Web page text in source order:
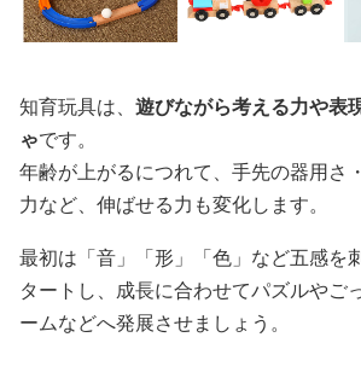
知育玩具は、 遊びながら考える力や表
ゃです。
年齢が上がるにつれて、手先の器用さ
力など、伸ばせる力も変化します。
最初は「音」「形」「色」など五感を
タートし、成長に合わせてパズルやご
ームなどへ発展させましょう。